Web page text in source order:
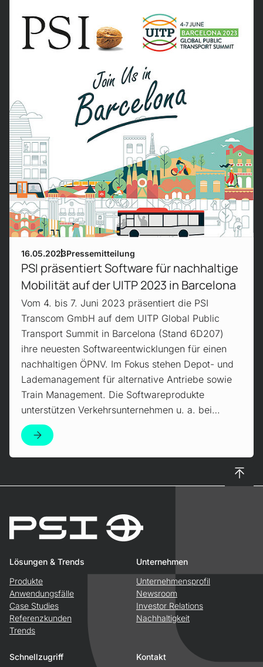
16.05.2023Pressemitteilung
PSI präsentiert Software für nachhaltige
Mobilität auf der UITP 2023 in Barcelona
Vom 4. bis 7. Juni 2023 präsentiert die PSI
Transcom GmbH auf dem UITP Global Public
Transport Summit in Barcelona (Stand 6D207)
ihre neuesten Softwareentwicklungen für einen
nachhaltigen ÖPNV. Im Fokus stehen Depot- und
Lademanagement für alternative Antriebe sowie
Train Management. Die Softwareprodukte
unterstützen Verkehrsunternehmen u. a. bei…
Lösungen & Trends
Produkte
Anwendungsfälle
Case Studies
Referenzkunden
Trends
Unternehmen
Unternehmensprofil
Newsroom
Investor Relations
Nachhaltigkeit
Schnellzugriff Kontakt
Nach